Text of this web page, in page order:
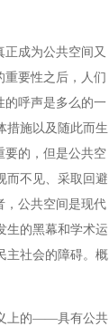
正成为公共空间又
重要性之后，人们
的呼声是多么的一
措施以及随此而生
要的，但是公共空
而不见、采取回避
，公共空间是现代
生的黑幕和学术运
主社会的障碍。概
上的——具有公共